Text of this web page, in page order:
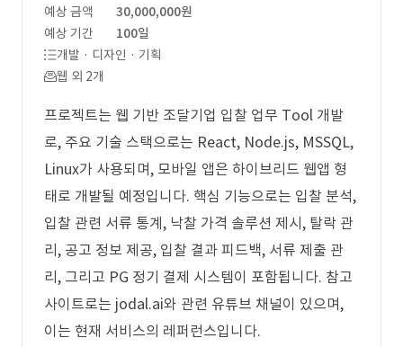
예상 금액
30,000,000원
예상 기간
100일
개발 · 디자인 · 기획
웹 외 2개
프로젝트는 웹 기반 조달기업 입찰 업무 Tool 개발
로, 주요 기술 스택으로는 React, Node.js, MSSQL,
Linux가 사용되며, 모바일 앱은 하이브리드 웹앱 형
태로 개발될 예정입니다. 핵심 기능으로는 입찰 분석,
입찰 관련 서류 통계, 낙찰 가격 솔루션 제시, 탈락 관
리, 공고 정보 제공, 입찰 결과 피드백, 서류 제출 관
리, 그리고 PG 정기 결제 시스템이 포함됩니다. 참고
사이트로는 jodal.ai와 관련 유튜브 채널이 있으며,
이는 현재 서비스의 레퍼런스입니다.